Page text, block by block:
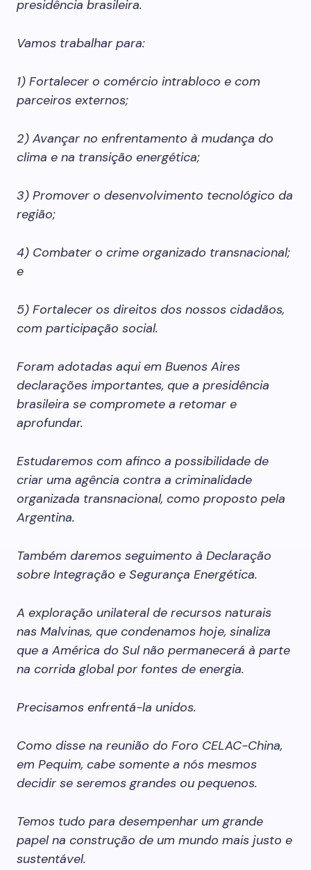
presidência brasileira.
Vamos trabalhar para:
1) Fortalecer o comércio intrabloco e com
parceiros externos;
2) Avançar no enfrentamento à mudança do
clima e na transição energética;
3) Promover o desenvolvimento tecnológico da
região;
4) Combater o crime organizado transnacional;
e
5) Fortalecer os direitos dos nossos cidadãos,
com participação social.
Foram adotadas aqui em Buenos Aires
declarações importantes, que a presidência
brasileira se compromete a retomar e
aprofundar.
Estudaremos com afinco a possibilidade de
criar uma agência contra a criminalidade
organizada transnacional, como proposto pela
Argentina.
Também daremos seguimento à Declaração
sobre Integração e Segurança Energética.
A exploração unilateral de recursos naturais
nas Malvinas, que condenamos hoje, sinaliza
que a América do Sul não permanecerá à parte
na corrida global por fontes de energia.
Precisamos enfrentá-la unidos.
Como disse na reunião do Foro CELAC-China,
em Pequim, cabe somente a nós mesmos
decidir se seremos grandes ou pequenos.
Temos tudo para desempenhar um grande
papel na construção de um mundo mais justo e
sustentável.